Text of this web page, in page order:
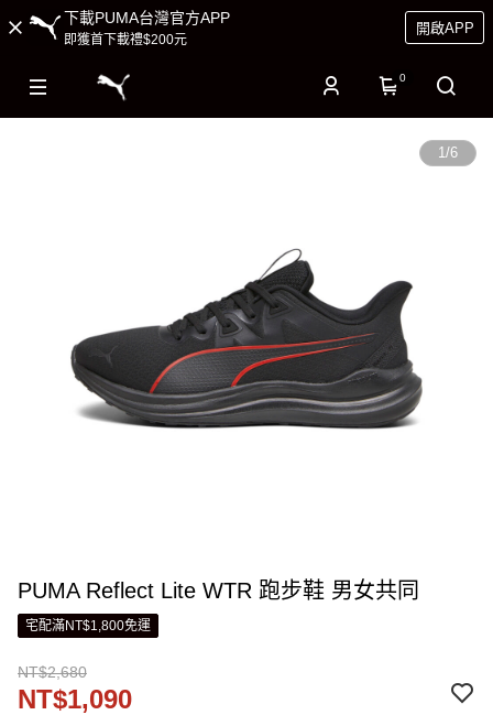
下載PUMA台灣官方APP
即獲首下載禮$200元
開啟APP
0
1/6
PUMA Reflect Lite WTR 跑步鞋 男女共同
宅配滿NT$1,800免運
NT$2,680
NT$1,090